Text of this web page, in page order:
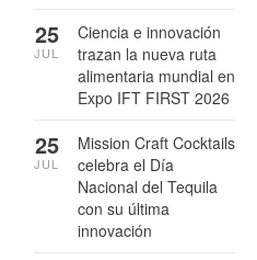
Ciencia e innovación
trazan la nueva ruta
alimentaria mundial en
Expo IFT FIRST 2026
25
JUL
Mission Craft Cocktails
celebra el Día
Nacional del Tequila
con su última
innovación
25
JUL